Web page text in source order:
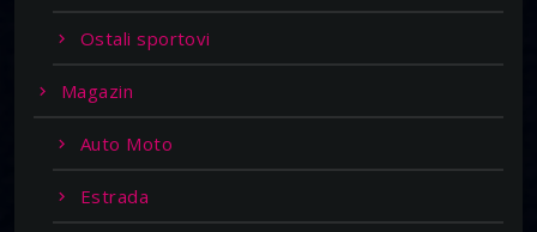
Ostali sportovi
Magazin
Auto Moto
Estrada